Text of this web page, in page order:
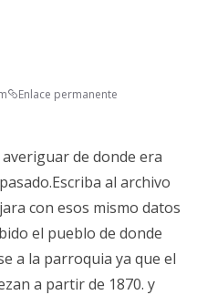
Enlace permanente
de donde era
al archivo
con esos mismo datos
el pueblo de donde
a la parroquia ya que el
a partir de 1870. y